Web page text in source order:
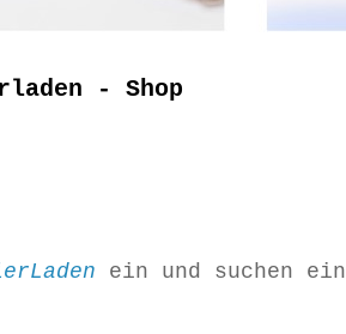
- Shop
ein und suchen ein